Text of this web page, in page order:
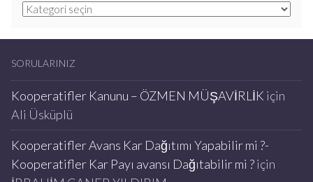
Kategoriler
SORULARINIZ
Kooperatifler Kanunu – ÖZMEN MÜŞAVİRLİK için
Ali Üsküplü
Kooperatifler Avans Kar Dağıtımı Yapabilir mi ?-
Kooperatifler Kar Payı avansı Dağıtabilir mi ?için